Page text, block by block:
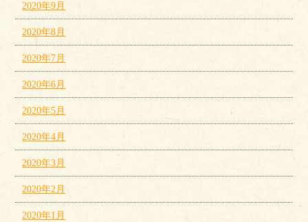
2020年9月
2020年8月
2020年7月
2020年6月
2020年5月
2020年4月
2020年3月
2020年2月
2020年1月